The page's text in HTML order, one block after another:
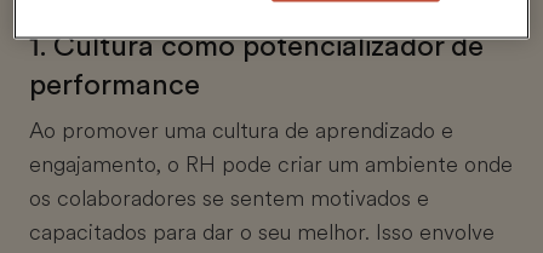
1. Cultura como potencializador de
performance
Ao promover uma cultura de aprendizado e
engajamento, o RH pode criar um ambiente onde
os colaboradores se sentem motivados e
capacitados para dar o seu melhor. Isso envolve